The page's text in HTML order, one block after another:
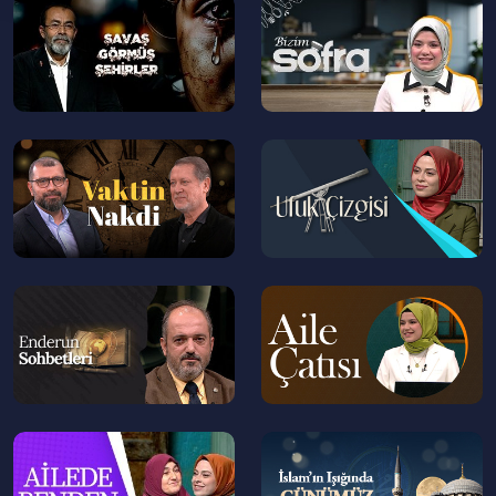
40:00Hayat insana neden verildi?
53:00 Kur'an dünya hayatını nasıl tanımlar?
01:02:00Hayata karşı Müslümanın tavrı nasıl
olmalıdır?
01:12:00Müslümanca bir hayat sürmek ne
anlama gelir?
Müslümanın dünya hayatı nasıl
olmalıdır?
>
>
--
>
--
>
--
--
--
>
>